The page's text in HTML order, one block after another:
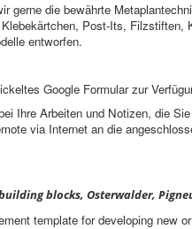
gerne die bewährte
Post-Its, Filzstiften,
entworfen.
Google Formular zur
Ihre Arbeiten und Notizen, die
via Internet an die
blocks, Osterwalder,
template for developing new